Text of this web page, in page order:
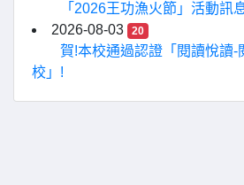
「2026王功漁火節」活動訊
2026-08-03
20
賀!本校通過認證「閱讀悅讀-
校」!